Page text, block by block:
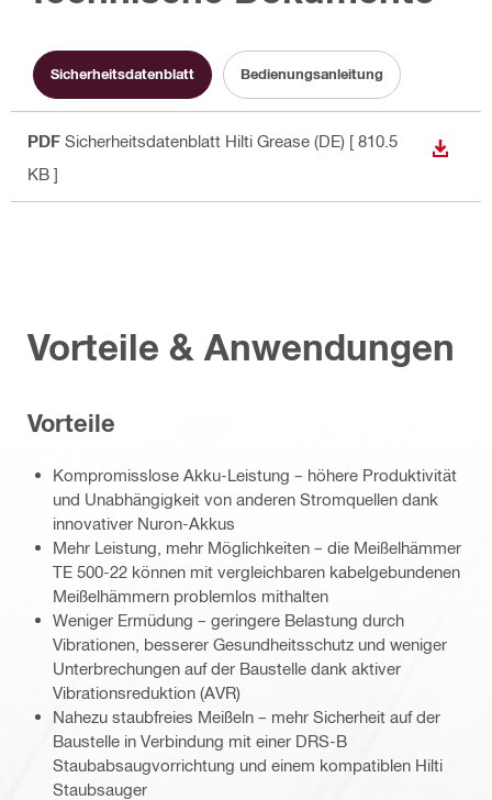
Sicherheitsdatenblatt Bedienungsanleitung
PDF Sicherheitsdatenblatt Hilti Grease (DE) [ 810.5
KB ]
Vorteile & Anwendungen
Vorteile
Kompromisslose Akku-Leistung – höhere Produktivität
und Unabhängigkeit von anderen Stromquellen dank
innovativer Nuron-Akkus
Mehr Leistung, mehr Möglichkeiten – die Meißelhämmer
TE 500-22 können mit vergleichbaren kabelgebundenen
Meißelhämmern problemlos mithalten
Weniger Ermüdung – geringere Belastung durch
Vibrationen, besserer Gesundheitsschutz und weniger
Unterbrechungen auf der Baustelle dank aktiver
Vibrationsreduktion (AVR)
Nahezu staubfreies Meißeln – mehr Sicherheit auf der
Baustelle in Verbindung mit einer DRS-B
Staubabsaugvorrichtung und einem kompatiblen Hilti
Staubsauger